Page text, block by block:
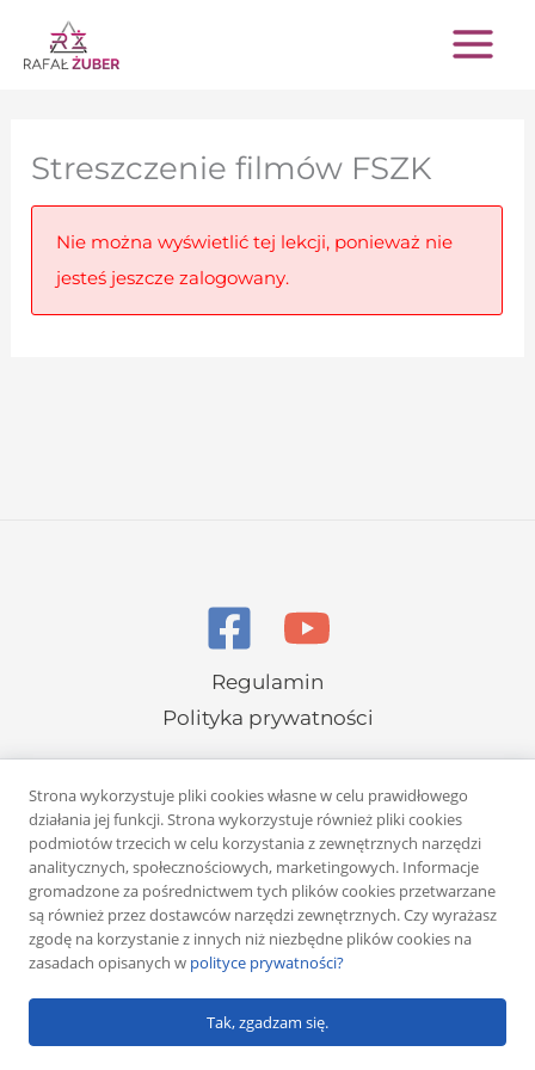
Przejdź
do
Streszczenie filmów FSZK
Nie można wyświetlić tej lekcji, ponieważ nie
jesteś jeszcze zalogowany.
Regulamin
Polityka prywatności
Copyright © 2026 Rafał Żuber
Powered byKlub eMarketera
Strona wykorzystuje pliki cookies własne w celu prawidłowego
działania jej funkcji. Strona wykorzystuje również pliki cookies
podmiotów trzecich w celu korzystania z zewnętrznych narzędzi
analitycznych, społecznościowych, marketingowych. Informacje
gromadzone za pośrednictwem tych plików cookies przetwarzane
są również przez dostawców narzędzi zewnętrznych. Czy wyrażasz
zgodę na korzystanie z innych niż niezbędne plików cookies na
zasadach opisanych w polityce prywatności?
Tak, zgadzam się.